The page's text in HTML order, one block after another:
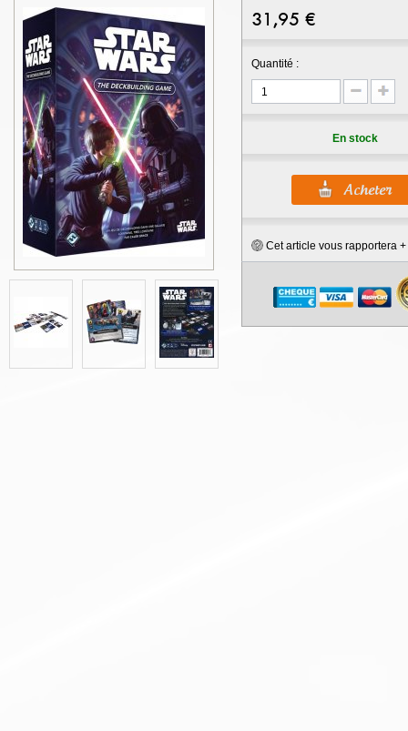
31,95 €
Quantité :
En stock
Cet article vous rapportera +